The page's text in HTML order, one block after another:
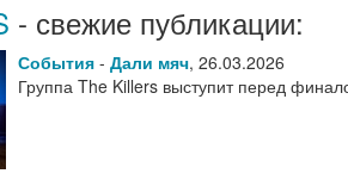
- свежие публикации:
События - Дали мяч, 26.03.2026
Группа The Killers выступит перед